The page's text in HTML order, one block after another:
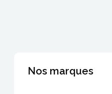
Nos marques